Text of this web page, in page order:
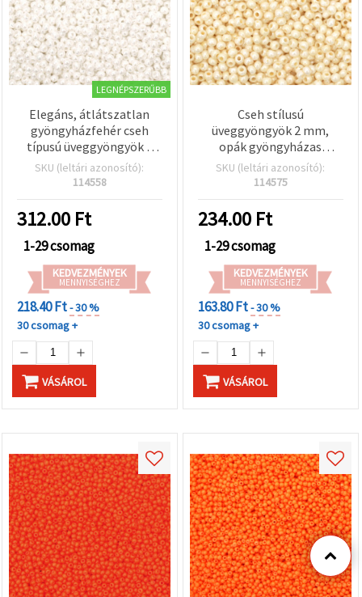
LEGNÉPSZERŰBB
Elegáns, átlátszatlan
gyöngyházfehér cseh
típusú üveggyöngyök 2
mm – ékszerkészítéshez,
hímzéshez és DIY
(~2050 db)
SKU (leltári azonosító):
114558
312.00 Ft
1-29 csomag
KEDVEZMÉNYEK
MENNYISÉGHEZ
218.40 Ft- 30 %
30 csomag +
VÁSÁROL
Cseh stílusú
üveggyöngyök 2 mm,
opák gyöngyházas
banánsárga, 15 g (kb.
2050 db)
SKU (leltári azonosító):
114575
234.00 Ft
1-29 csomag
KEDVEZMÉNYEK
MENNYISÉGHEZ
163.80 Ft- 30 %
30 csomag +
VÁSÁROL